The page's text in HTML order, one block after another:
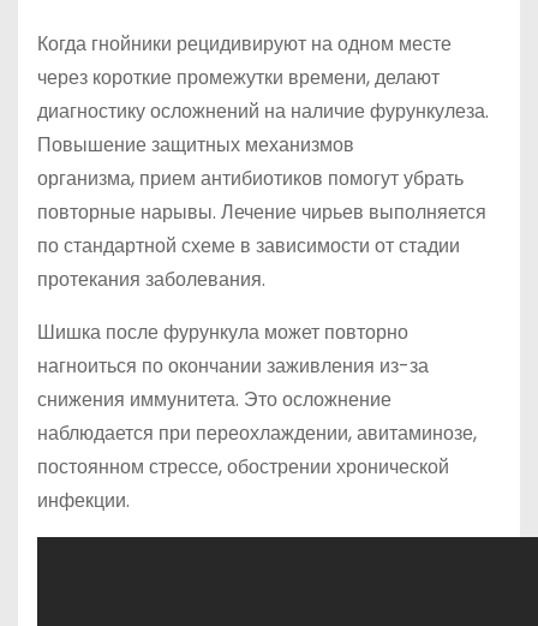
Когда гнойники рецидивируют на одном месте
через короткие промежутки времени, делают
диагностику осложнений на наличие фурункулеза.
Повышение защитных механизмов
организма, прием антибиотиков помогут убрать
повторные нарывы. Лечение чирьев выполняется
по стандартной схеме в зависимости от стадии
протекания заболевания.
Шишка после фурункула может повторно
нагноиться по окончании заживления из-за
снижения иммунитета. Это осложнение
наблюдается при переохлаждении, авитаминозе,
постоянном стрессе, обострении хронической
инфекции.